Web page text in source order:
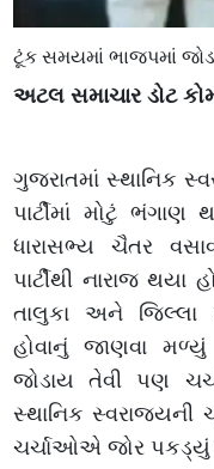
ટૂંક સમયમાં ભાજપમાં
અટલ સમાચાર ડોટ
ગુજરાતમાં સ્થાનિક
પાર્ટીમાં મોટું
ધારાસભ્ય ચૈતર
પાર્ટીથી નારાજ
તાલુકા અને જિલ્લા
હોવાનું જાણવા
જોડાય તેવી પણ
સ્થાનિક
ચર્ચાઓએ જોર